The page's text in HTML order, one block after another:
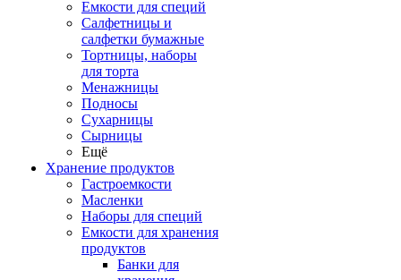
Емкости для специй
Салфетницы и
салфетки бумажные
Тортницы, наборы
для торта
Менажницы
Подносы
Сухарницы
Сырницы
Ещё
Хранение продуктов
Гастроемкости
Масленки
Наборы для специй
Емкости для хранения
продуктов
Банки для